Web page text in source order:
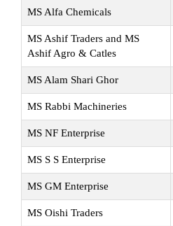
MS Alfa Chemicals
MS Ashif Traders and MS
Ashif Agro & Catles
MS Alam Shari Ghor
MS Rabbi Machineries
MS NF Enterprise
MS S S Enterprise
MS GM Enterprise
MS Oishi Traders